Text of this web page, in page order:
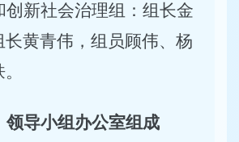
创新社会治理组：组长金
长黄青伟，组员顾伟、杨
领导小组办公室组成